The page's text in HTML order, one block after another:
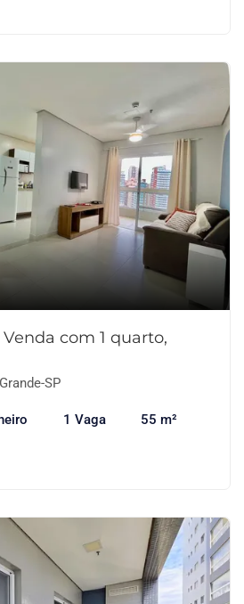
com 1 quarto,
SP
1 Vaga 55 m²